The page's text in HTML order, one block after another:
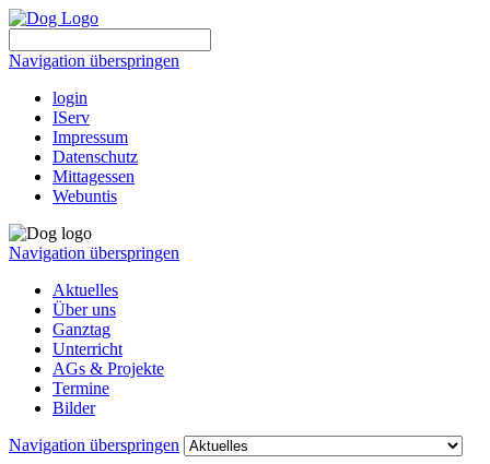
Navigation überspringen
login
IServ
Impressum
Datenschutz
Mittagessen
Webuntis
Navigation überspringen
Aktuelles
Über uns
Ganztag
Unterricht
AGs & Projekte
Termine
Bilder
Navigation überspringen